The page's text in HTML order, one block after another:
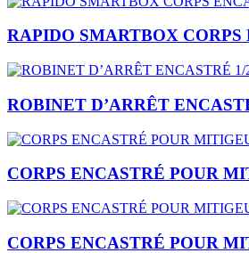
RAPIDO SMARTBOX
ROBINET D’ARRÊT
CORPS ENCASTRÉ POUR
CORPS ENCASTRÉ POUR